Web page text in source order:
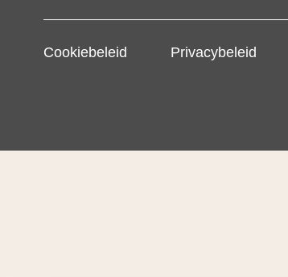
Cookiebeleid Privacybeleid